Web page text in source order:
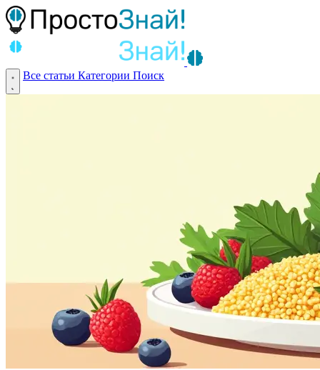
Все статьи Категории Поиск